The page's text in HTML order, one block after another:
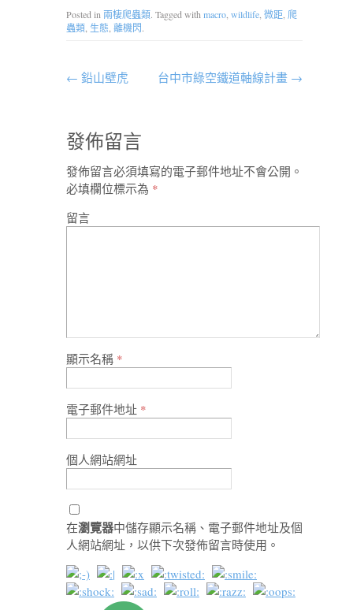
Posted in 兩棲爬蟲類. Tagged with macro wildlife 微距 爬
蟲類 生態 離機閃.
← 鉛山壁虎 台中市綠空鐵道軸線計畫 →
發佈留言
發佈留言必須填寫的電子郵件地址不會公開。
必填欄位標示為 *
留言
顯示名稱 *
電子郵件地址 *
個人網站網址
在瀏覽器中儲存顯示名稱、電子郵件地址及個
人網站網址，以供下次發佈留言時使用。